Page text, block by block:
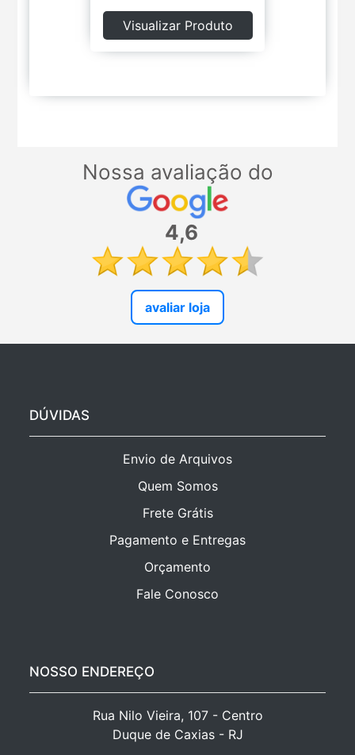
Visualizar Produto
Nossa avaliação do
4,6
avaliar loja
DÚVIDAS
Envio de Arquivos
Quem Somos
Frete Grátis
Pagamento e Entregas
Orçamento
Fale Conosco
NOSSO ENDEREÇO
Rua Nilo Vieira, 107 - Centro
Duque de Caxias - RJ